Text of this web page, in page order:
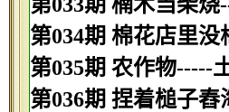
第034期 棉花店里
第035期 农作物-----
第036期 捏着槌子